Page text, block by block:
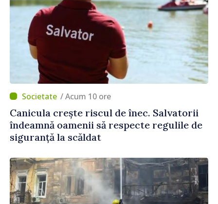
/ Acum 10 ore
Canicula crește riscul de înec. Salvatorii
îndeamnă oamenii să respecte regulile de
siguranță la scăldat